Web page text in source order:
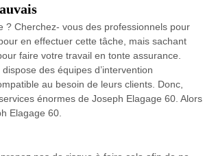
? Cherchez- vous des professionnels pour
en effectuer cette tâche, mais sachant
faire votre travail en tonte assurance.
des équipes d’intervention
au besoin de leurs clients. Donc,
énormes de Joseph Elagage 60. Alors,
Elagage 60.